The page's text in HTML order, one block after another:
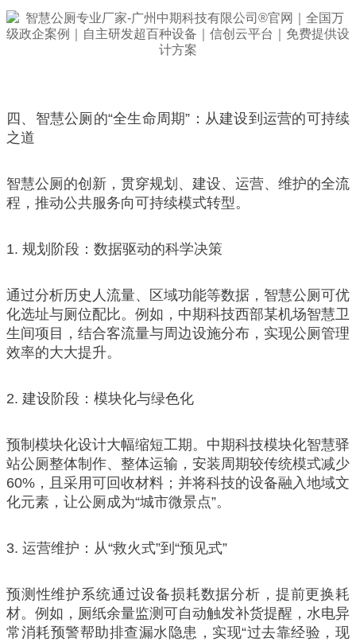
四、智慧公厕的“全生命周期”：从建设到运营的可持续
之道
智慧公厕的创新，贯穿规划、建设、运营、维护的全流
程，推动公共服务向可持续模式转型。
1. 规划阶段：数据驱动的科学决策
通过分析历史人流量、区域功能等数据，智慧公厕可优
化选址与厕位配比。例如，中期科技西部某机场智慧卫
生间项目，结合客流量与周边设施分布，实现公厕管理
效率的大大提升。
2. 建设阶段：模块化与绿色化
预制模块化设计大幅缩短工期。中期科技模块化智慧驿
站公厕整体制作、整体运输，安装周期较传统模式减少
60%，且采用可回收材料；并将科技的设备融入地域文
化元素，让公厕成为“城市微景点”。
3. 运营维护：从“救火式”到“预见式”
预测性维护系统通过设备损耗数据分析，提前更换耗
材。例如，厕纸余量监测可自动触发补货提醒，水电异
常消耗预警帮助排查漏水隐患，实现“过去靠经验，现